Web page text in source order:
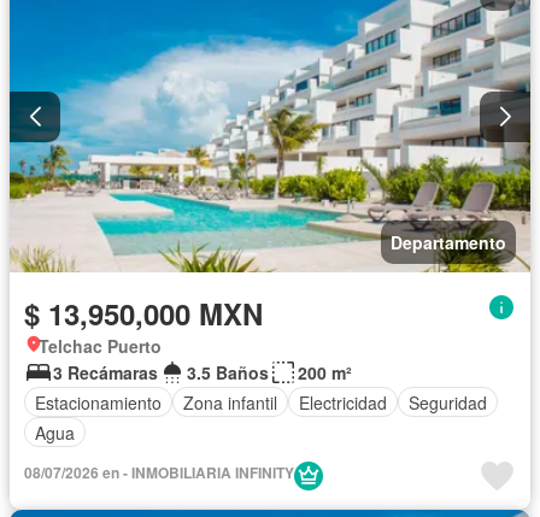
Departamento
$ 13,950,000 MXN
Telchac Puerto
3 Recámaras
3.5 Baños
200 m²
Estacionamiento
Zona infantil Electricidad
Seguridad
Agua
08/07/2026 en - INMOBILIARIA INFINITY